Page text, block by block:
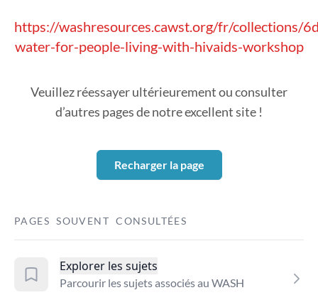
https://washresources.cawst.org/fr/collections/
water-for-people-living-with-hivaids-workshop
Veuillez réessayer ultérieurement ou consulter
d’autres pages de notre excellent site !
Recharger la page
PAGES SOUVENT CONSULTÉES
Explorer les sujets
Parcourir les sujets associés au WASH